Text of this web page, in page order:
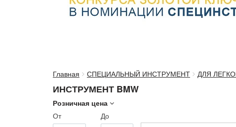
Главная СПЕЦИАЛЬНЫЙ ИНСТРУМЕНТ ДЛЯ
ИНСТРУМЕНТ BMW
Розничная цена
От
До